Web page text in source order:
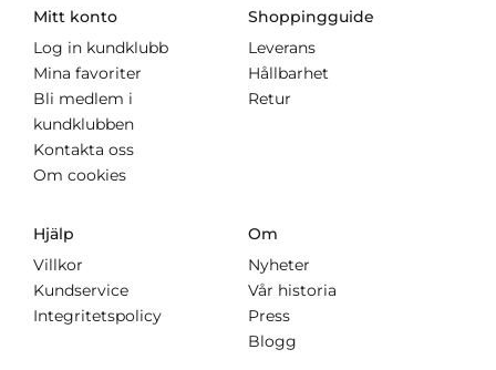
Mitt konto
Log in kundklubb
Mina favoriter
Bli medlem i
kundklubben
Kontakta oss
Om cookies
Shoppingguide
Leverans
Hållbarhet
Retur
Hjälp
Villkor
Kundservice
Integritetspolicy
Om
Nyheter
Vår historia
Press
Blogg